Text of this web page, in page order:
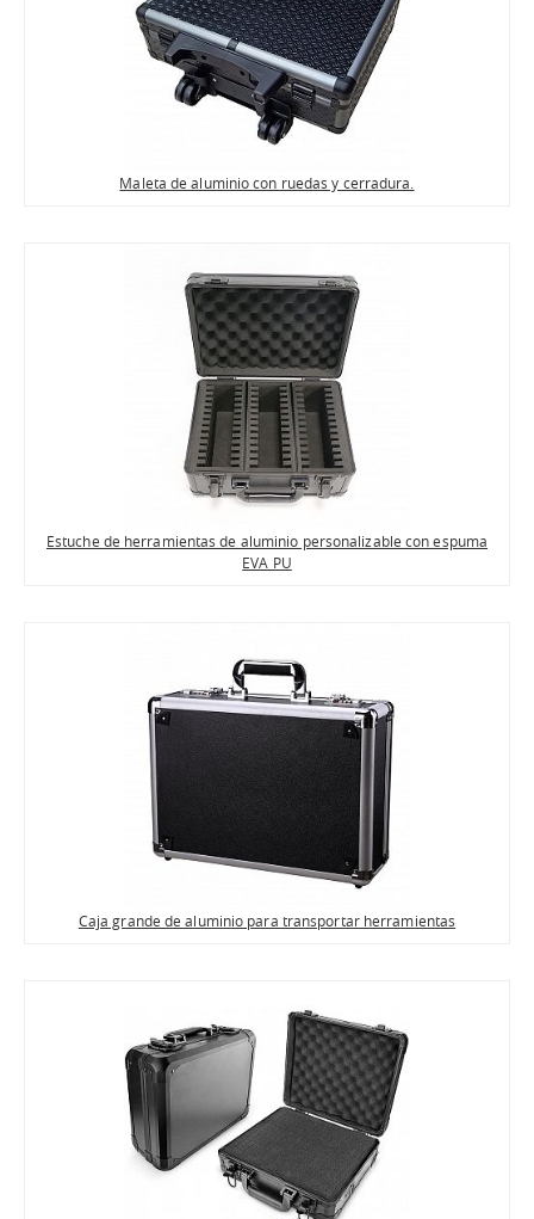
Maleta de aluminio con ruedas y cerradura.
Estuche de herramientas de aluminio personalizable con espuma
EVA PU
Caja grande de aluminio para transportar herramientas